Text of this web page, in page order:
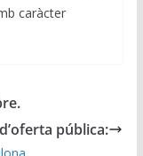
caràcter
pública: